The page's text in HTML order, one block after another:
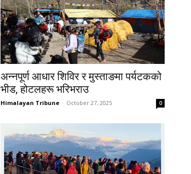
अन्नपूर्ण आधार शिविर र मुस्ताङमा पर्यटकको
भीड, होटलहरू भरिभराउ
Himalayan Tribune - October 27, 2025 0